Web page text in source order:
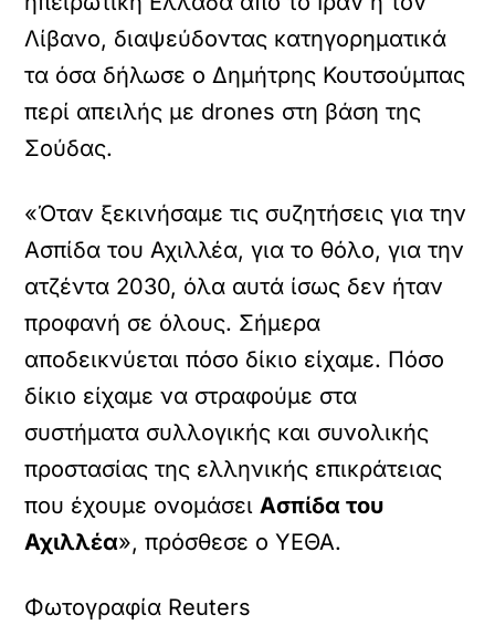
Λίβανο, διαψεύδοντας κατηγορηματικά
τα όσα δήλωσε ο Δημήτρης Κουτσούμπας
περί απειλής με drones στη βάση της
Σούδας.
«Όταν ξεκινήσαμε τις συζητήσεις για την
Ασπίδα του Αχιλλέα, για το θόλο, για την
ατζέντα 2030, όλα αυτά ίσως δεν ήταν
προφανή σε όλους. Σήμερα
αποδεικνύεται πόσο δίκιο είχαμε. Πόσο
δίκιο είχαμε να στραφούμε στα
συστήματα συλλογικής και συνολικής
προστασίας της ελληνικής επικράτειας
που έχουμε ονομάσειΑσπίδα του
Αχιλλέα», πρόσθεσε ο ΥΕΘΑ.
Φωτογραφία Reuters